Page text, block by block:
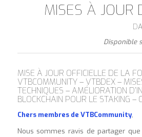
MISES À JOUR
Disponible
MISE À JOUR OFFICIELLE DE LA
VTBCOMMUNITY – VTBDEX –
TECHNIQUES – AMÉLIORATION
BLOCKCHAIN POUR LE STAKING –
Chers membres de VTBCommunity,
Nous sommes ravis de partager que